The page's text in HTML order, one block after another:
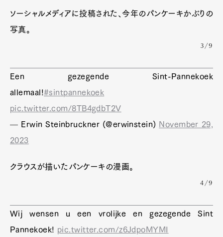
ソーシャルメディアに投稿された、今年のパンケーキかぶりの
写真。
3/9
Een gezegende Sint-Pannekoek
allemaal!#sintpannekoek
pic.twitter.com/8TB4gdbT2V
— Erwin Steinbruckner (@erwinstein) November 29,
2023
クラウスが描いたパンケーキの漫画。
4/9
Wij wensen u een vrolijke en gezegende Sint
Pannekoek! pic.twitter.com/z6JdpoMYMI